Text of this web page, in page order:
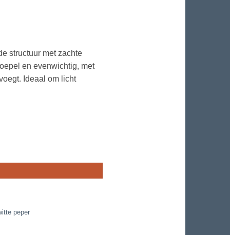
structuur met zachte
en evenwichtig, met
Ideaal om licht
peper